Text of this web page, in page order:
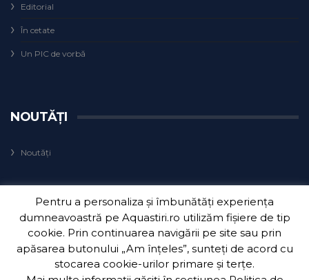
Editorial
În cetate
Un PIC de vorbă
NOUTĂȚI
Noutăți
Copyright 2018 Aquatim S.A.| Dezvoltat de 3Waves Net
Pentru a personaliza și îmbunătăți experiența
dumneavoastră pe Aquastiri.ro utilizăm fișiere de tip
cookie. Prin continuarea navigării pe site sau prin
apăsarea butonului „Am înțeles”, sunteți de acord cu
stocarea cookie-urilor primare și terțe.